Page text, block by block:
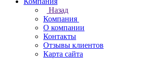
Назад
Компания
О компании
Контакты
Отзывы клиентов
Карта сайта